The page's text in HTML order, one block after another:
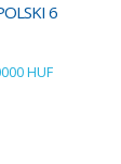
6
HUF